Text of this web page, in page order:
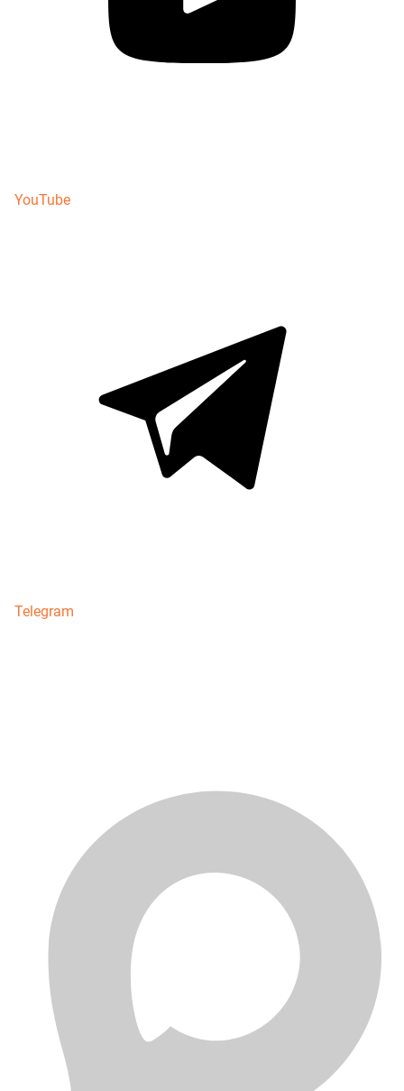
YouTube
Telegram